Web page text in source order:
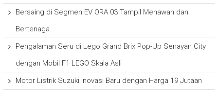
Bersaing di Segmen EV ORA 03 Tampil Menawan dan
Bertenaga
Pengalaman Seru di Lego Grand Brix Pop-Up Senayan City
dengan Mobil F1 LEGO Skala Asli
Motor Listrik Suzuki Inovasi Baru dengan Harga 19 Jutaan